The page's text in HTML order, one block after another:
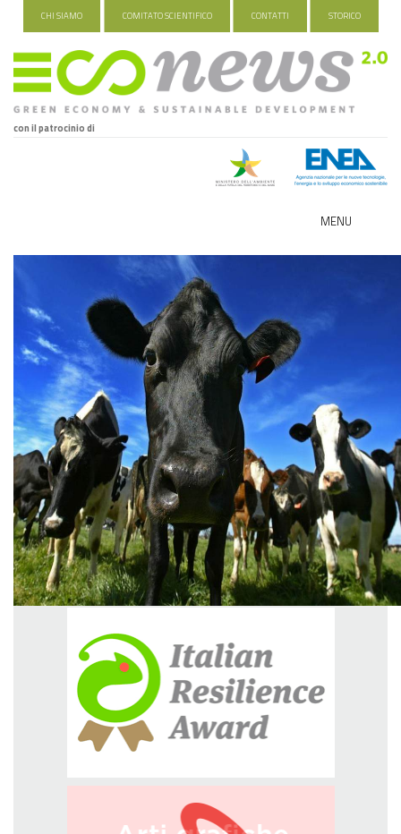
CHI SIAMO COMITATO SCIENTIFICO CONTATTI STORICO
con il patrocinio di
MENU
ECO-NOMY
INDUSTRIA VERDE
FOOD&TRAVEL
HEALTH&WELLNESS
GREEN TECH
GLOCAL
ECO-EVENTI
ECOINCENTRIAMOCI